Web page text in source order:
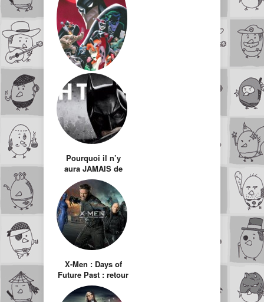
Quel sera le
prochain méchant
dans le Batman de
Nolan ?
Pourquoi il n’y
aura JAMAIS de
The Dark Knight
Rises à la française
X-Men : Days of
Future Past : retour
vers le passé du
futur